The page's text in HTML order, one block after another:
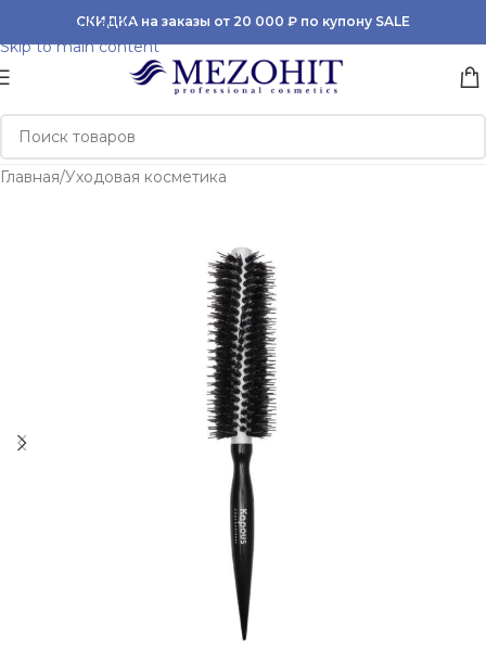
Skip to navigation
Skip to main content
СКИДКА на заказы от 20 000 ₽ по купону SALE
Главная/Уходовая косметика